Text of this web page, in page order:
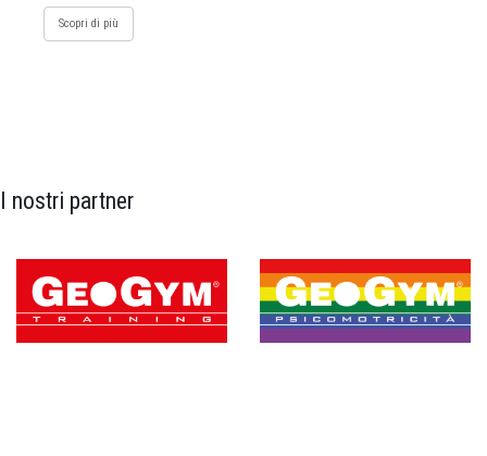
Scopri di più
I nostri partner